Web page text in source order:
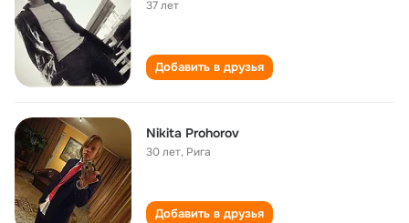
37 лет
Добавить в друзья
Nikita Prohorov
30 лет, Рига
Добавить в друзья